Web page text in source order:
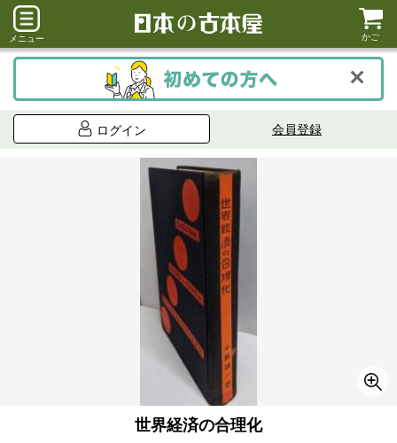
メニュー かご
ログイン 会員登録
世界経済の合理化